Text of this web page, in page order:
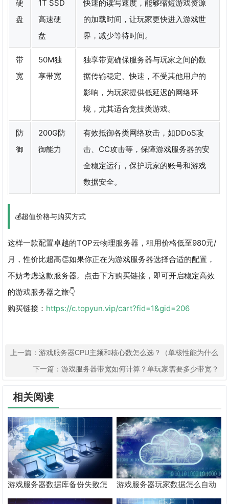
硬
盘
1T SSD
高速硬
盘
快速的读写速度，能够缩短游戏资源
的加载时间，让玩家更快进入游戏世
界，减少等待时间。
带
宽
50M独
享带宽
独享带宽确保服务器与玩家之间的数
据传输稳定、快速，不受其他用户的
影响，为玩家提供低延迟的网络环
境，尤其适合竞技类游戏。
防
御
200G防
御能力
有效抵御各类网络攻击，如DDoS攻
击、CC攻击等，保障游戏服务器的安
全稳定运行，保护玩家的账号和游戏
数据安全。
💰超值价格与购买方式
这样一款配置卓越的TOP云物理服务器，租用价格低至980元/
月，性价比超高👏如果你正在为游戏服务器选择合适的配置，
不妨考虑这款服务器。点击下方购买链接，即可开启稳定高效
的游戏服务器之旅👇
购买链接： https://c.topyun.vip/cart?fid=1&gid=206
上一篇：游戏服务器CPU主频和核心数怎么选？（单核性能为什么
下一篇： 游戏服务器带宽如何计算？单玩家需要多少带宽？
相关阅读
游戏服务器数据库备份失败怎
么办？
游戏服务器玩家数据怎么自动
备份？